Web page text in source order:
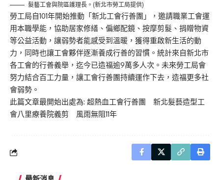
髮藝工會與院區護理長。(新北市勞工局提供)
勞工局自101年開始推動「新北工會行善團」，邀請職業工會運
用本職學能，協助居家修繕、偏鄉配鏡、按摩剪髮、捐贈物資
等公益活動，讓弱勢者能感受到溫暖，獲得重啟新生活的動
力，同時也讓工會夥伴逐漸養成行善的習慣。統計來自新北市
各工會的行善義舉，迄今已造福逾9萬多人次。未來勞工局會
努力結合百工力量，讓工會行善團持續運作下去，造福更多社
會弱勢。
此篇文章最開始出處為: 超熱血工會行善團 新北髮藝造型工
會八里療養院義剪 風雨無阻11年